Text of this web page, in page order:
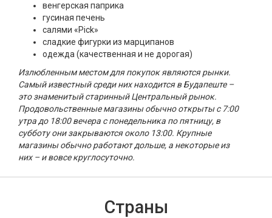
венгерская паприка
гусиная печень
салями «Pick»
сладкие фигурки из марципанов
одежда (качественная и не дорогая)
Излюбленным местом для покупок являются рынки.
Самый известный среди них находится в Будапеште –
это знаменитый старинный Центральный рынок.
Продовольственные магазины обычно открыты с 7:00
утра до 18:00 вечера с понедельника по пятницу, в
субботу они закрываются около 13:00. Крупные
магазины обычно работают дольше, а некоторые из
них – и вовсе круглосуточно.
Страны